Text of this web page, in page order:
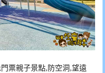
票親子景點,防空洞,望遠